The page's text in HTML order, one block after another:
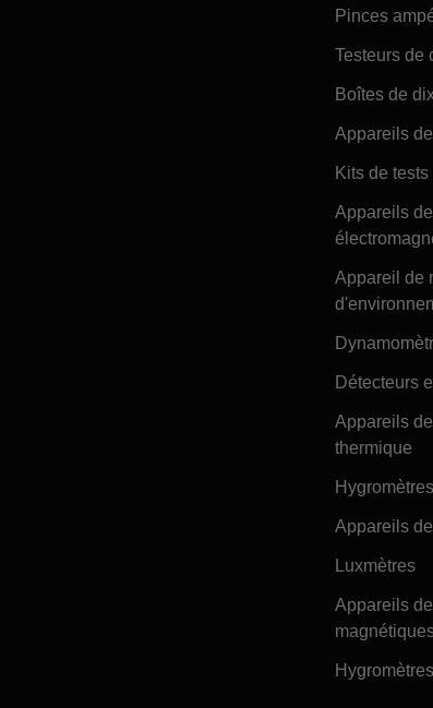
Pinces
Testeurs de
Boîtes de
Appareils
Kits de
Appareils
Appareil de
Détecteurs
Appareils
thermique
Hygromètres
Appareils
Luxmètres
Appareils
Hygromètres